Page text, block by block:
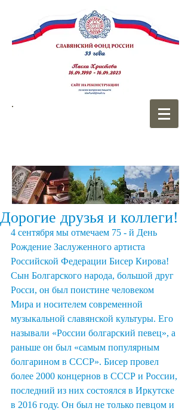
Дорогие друзья и коллеги!
4 сентября мы отмечаем 75 - й День
Рождение Заслуженного артиста
Российской Федерации Бисер Кирова!
Сын Болгарского народа, большой друг
Росси, он был поистине человеком
Мира и носителем современной
музыкальной славянской культуры. Его
называли «России болгарский певец», а
раньше он был «самым популярным
болгарином в СССР». Бисер провел
более 2000 концернов в СССР и России,
последний из них состоялся в Иркутске
в 2016 году. Он был не только певцом и